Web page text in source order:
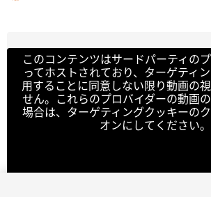
このコンテンツはサードパーティの
ってホストされており、ターゲティ
用することに同意しない限り動画の
せん。これらのプロバイダーの動画
場合は、ターゲティングクッキーの
オンにしてください。